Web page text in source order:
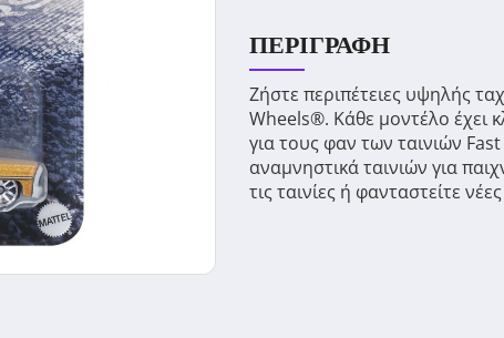
ΠΕΡΙΓΡΑΦΉ
Ζήστε περιπέτειες υψηλής
Wheels®. ​Κάθε μοντέλο έχει
για τους φαν των ταινιών
αναμνηστικά ταινιών για
τις ταινίες ή φανταστείτε